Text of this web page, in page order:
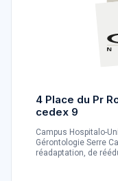
4 Place du Pr
cedex 9
Campus Hospitalo-
Gérontologie Serre
réadaptation, de